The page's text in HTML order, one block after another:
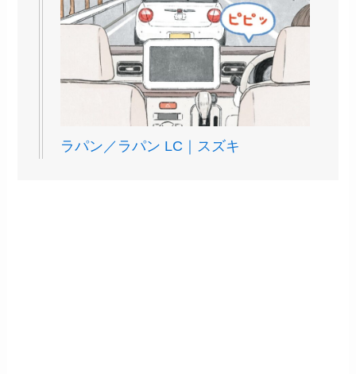
ラパン／ラパン LC｜スズキ